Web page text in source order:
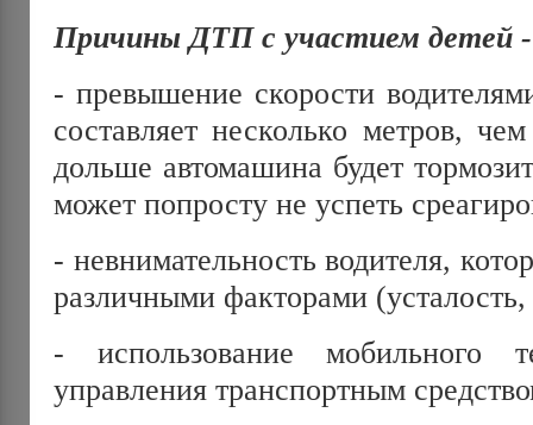
Причины ДТП с участием детей
- превышение скорости
составляет несколько метров,
дольше автомашина будет
может попросту не успеть
- невнимательность водителя,
различными факторами
- использование мобильного
управления транспортным